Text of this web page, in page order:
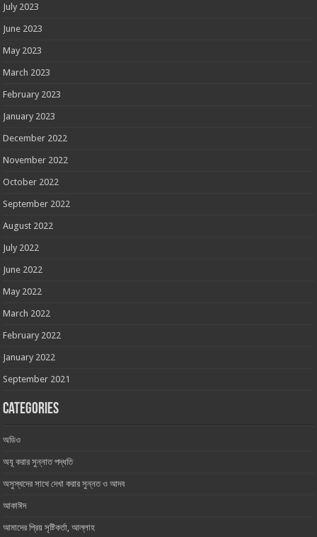
July 2023
June 2023
May 2023
March 2023
February 2023
January 2023
December 2022
November 2022
October 2022
September 2022
August 2022
July 2022
June 2022
May 2022
March 2022
February 2022
January 2022
September 2021
Categories
অডিও
অযূ করার সুন্নাত পদ্ধতি
অসুস্থদের সাথে দেখা করার সুন্নত ও আদব
আকাঈদ
আমাদের প্রিয় সৃষ্টিকর্তা, আল্লাহ ‎